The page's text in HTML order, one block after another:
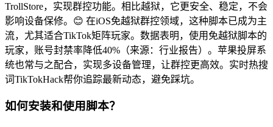
TrollStore，实现群控功能。相比越狱，它更安全、稳定，不会
影响设备保修。😊 在iOS免越狱群控领域，这种脚本已成为主
流，尤其适合TikTok矩阵玩家。数据表明，使用免越狱脚本的
玩家，账号封禁率降低40%（来源：行业报告）。苹果投屏系
统也常与之配合，实现多设备管理，让群控更高效。实时热搜
词TikTokHack帮你追踪最新动态，避免踩坑。
如何安装和使用脚本？